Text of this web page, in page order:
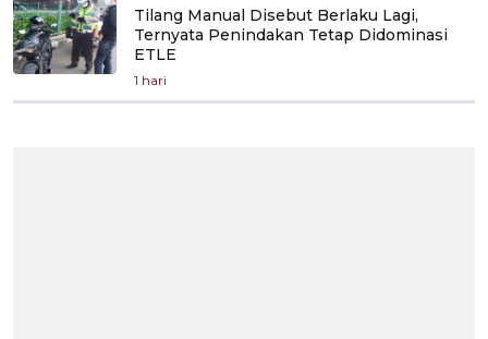
Tilang Manual Disebut Berlaku Lagi,
Ternyata Penindakan Tetap Didominasi
ETLE
1 hari